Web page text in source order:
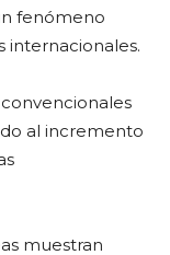
fenómeno
internacionales.
al incremento
muestran